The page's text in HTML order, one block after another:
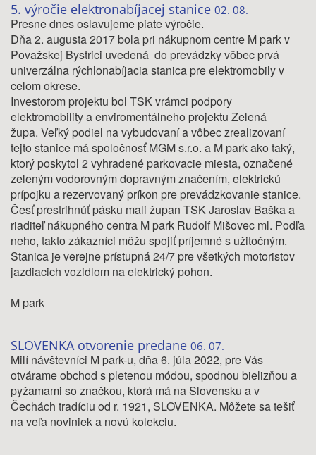
5. výročie elektronabíjacej stanice 02. 08.
Presne dnes oslavujeme piate výročie.
Dňa 2. augusta 2017 bola pri nákupnom centre M park v
Považskej Bystrici uvedená do prevádzky vôbec prvá
univerzálna rýchlonabíjacia stanica pre elektromobily v
celom okrese.
Investorom projektu bol TSK vrámci podpory
elektromobility a enviromentálneho projektu Zelená
župa. Veľký podiel na vybudovaní a vôbec zrealizovaní
tejto stanice má spoločnosť MGM s.r.o. a M park ako taký,
ktorý poskytol 2 vyhradené parkovacie miesta, označené
zeleným vodorovným dopravným značením, elektrickú
prípojku a rezervovaný príkon pre prevádzkovanie stanice.
Česť prestrihnúť pásku mali župan TSK Jaroslav Baška a
riaditeľ nákupného centra M park Rudolf Mišovec ml. Podľa
neho, takto zákazníci môžu spojiť príjemné s užitočným.
Stanica je verejne prístupná 24/7 pre všetkých motoristov
jazdiacich vozidlom na elektrický pohon.
M park
SLOVENKA otvorenie predane 06. 07.
Milí návštevníci M park-u, dňa 6. júla 2022, pre Vás
otvárame obchod s pletenou módou, spodnou bielizňou a
pyžamami so značkou, ktorá má na Slovensku a v
Čechách tradíciu od r. 1921, SLOVENKA. Môžete sa tešiť
na veľa noviniek a novú kolekciu.